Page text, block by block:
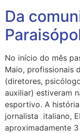
Da
No início do mês
Maio, profissionais
(diretores,
auxiliar) estiveram
esportivo. A
jornalista italiano,
aproximadamente